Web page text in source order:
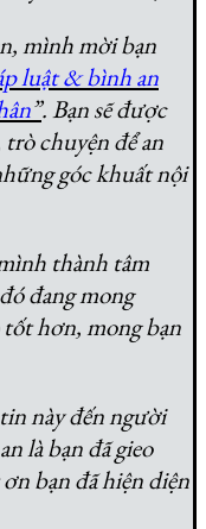
mình mời bạn
luật & bình an
”. Bạn sẽ được
trò chuyện để an
góc khuất nội
thành tâm
đang mong
hơn, mong bạn
này đến người
là bạn đã gieo
bạn đã hiện diện